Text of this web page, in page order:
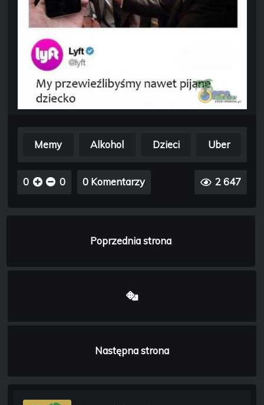
Memy Alkohol Dzieci Uber
0 0 0 Komentarzy 2 647
Poprzednia strona
Następna strona